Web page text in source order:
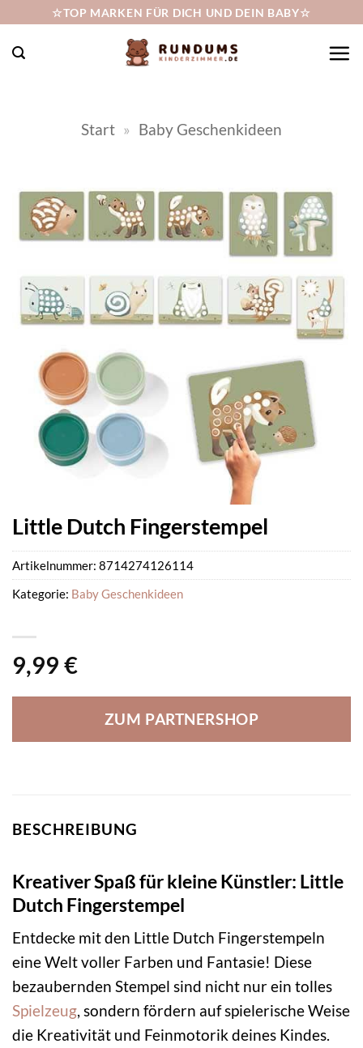
springen
☆TOP MARKEN FÜR DICH UND DEIN BABY☆
Start » Baby Geschenkideen
Little Dutch Fingerstempel
9,99 €
ZUM PARTNERSHOP
Artikelnummer: 8714274126114
Kategorie: Baby Geschenkideen
BESCHREIBUNG
Kreativer Spaß für kleine Künstler: Little
Dutch Fingerstempel
Entdecke mit den Little Dutch Fingerstempeln
eine Welt voller Farben und Fantasie! Diese
bezaubernden Stempel sind nicht nur ein tolles
Spielzeug, sondern fördern auf spielerische Weise
die Kreativität und Feinmotorik deines Kindes.